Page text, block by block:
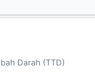
Darah (TTD)